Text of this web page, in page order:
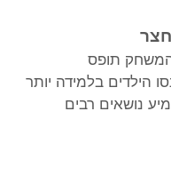
תופס
הילדים בלמידה יותר
נושאים רבים